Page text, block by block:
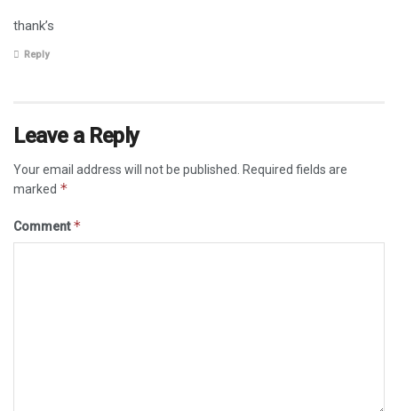
thank’s
Reply
Leave a Reply
Your email address will not be published. Required fields are
marked *
Comment*